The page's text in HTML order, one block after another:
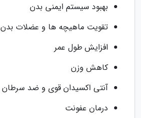
بهبود سیستم ایمنی بدن
تقویت ماهیچه ها و عضلات بدن
افزایش طول عمر
کاهش وزن
آنتی اکسیدان قوی و ضد سرطان
درمان عفونت